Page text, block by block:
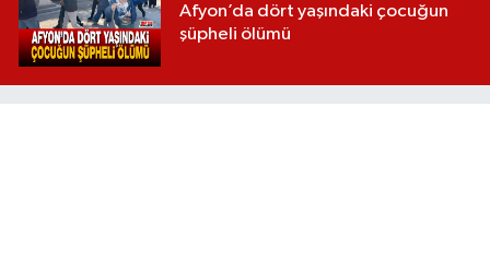
Afyon’da dört yaşındaki çocuğun
şüpheli ölümü